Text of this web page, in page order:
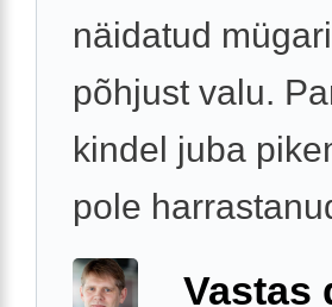
näidatud
põhjust valu.
kindel juba
pole
Vastas